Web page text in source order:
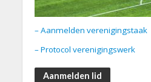
– Aanmelden verenigingstaak
– Protocol verenigingswerk
Aanmelden lid